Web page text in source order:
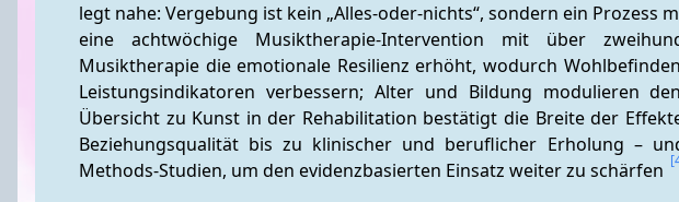
legt nahe: Vergebung ist kein „Alles-oder-nichts“, sondern ein Prozess
eine achtwöchige Musiktherapie-Intervention mit über
Musiktherapie die emotionale Resilienz erhöht, wodurch
Leistungsindikatoren verbessern; Alter und Bildung modulieren
Übersicht zu Kunst in der Rehabilitation bestätigt die Breite der
Beziehungsqualität bis zu klinischer und beruflicher Erholung –
Methods-Studien, um den evidenzbasierten Einsatz weiter zu schärfen